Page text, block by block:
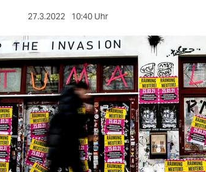
27.3.2022 10:40 Uhr